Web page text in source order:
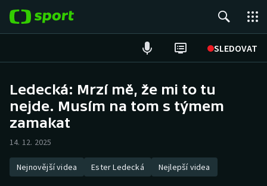
SLEDOVAT
Hokej
Atletika
Ledecká: Mrzí mě, že mi to tu
nejde. Musím na tom s týmem
zamakat
14. 12. 2025
Nejnovější videa Ester Ledecká Nejlepší videa